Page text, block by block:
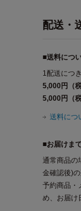
配送・
■送料につ
1配送につ
5,000円（
5,000円（
送料につ
■お届けま
通常商品の
金確認後)
予約商品・
め、お届け